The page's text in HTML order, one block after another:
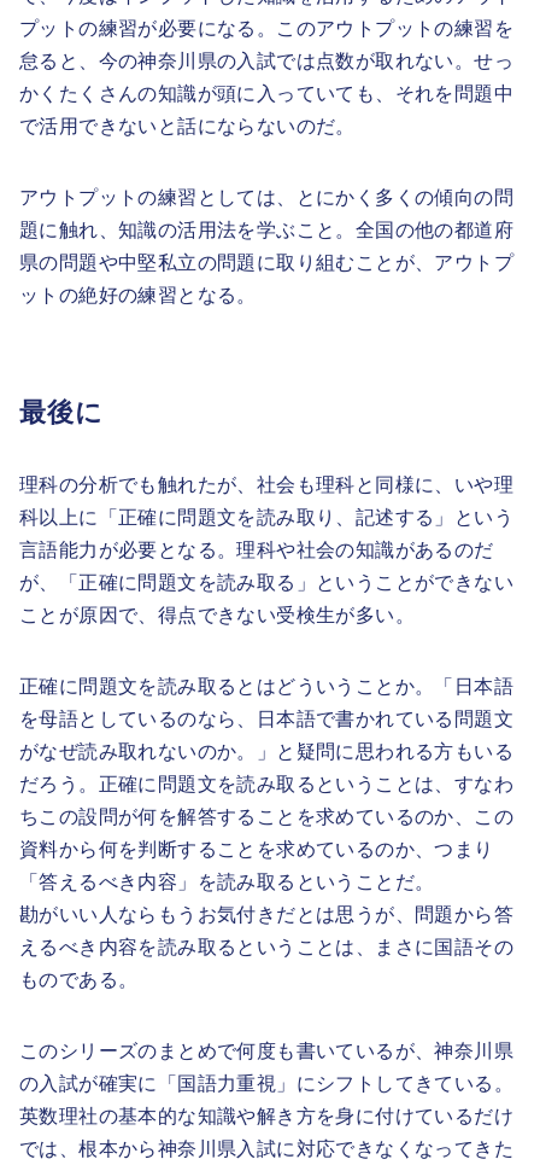
プットの練習が必要になる。このアウトプットの練習を
怠ると、今の神奈川県の入試では点数が取れない。せっ
かくたくさんの知識が頭に入っていても、それを問題中
で活用できないと話にならないのだ。
アウトプットの練習としては、とにかく多くの傾向の問
題に触れ、知識の活用法を学ぶこと。全国の他の都道府
県の問題や中堅私立の問題に取り組むことが、アウトプ
ットの絶好の練習となる。
最後に
理科の分析でも触れたが、社会も理科と同様に、いや理
科以上に「正確に問題文を読み取り、記述する」という
言語能力が必要となる。理科や社会の知識があるのだ
が、「正確に問題文を読み取る」ということができない
ことが原因で、得点できない受検生が多い。
正確に問題文を読み取るとはどういうことか。「日本語
を母語としているのなら、日本語で書かれている問題文
がなぜ読み取れないのか。」と疑問に思われる方もいる
だろう。正確に問題文を読み取るということは、すなわ
ちこの設問が何を解答することを求めているのか、この
資料から何を判断することを求めているのか、つまり
「答えるべき内容」を読み取るということだ。
勘がいい人ならもうお気付きだとは思うが、問題から答
えるべき内容を読み取るということは、まさに国語その
ものである。
このシリーズのまとめで何度も書いているが、神奈川県
の入試が確実に「国語力重視」にシフトしてきている。
英数理社の基本的な知識や解き方を身に付けているだけ
では、根本から神奈川県入試に対応できなくなってきた